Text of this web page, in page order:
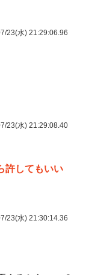
23(水) 21:29:06.96
23(水) 21:29:08.40
許してもいい
23(水) 21:30:14.36